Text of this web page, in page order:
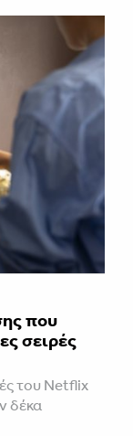
που
σειρές
του Netflix
δέκα